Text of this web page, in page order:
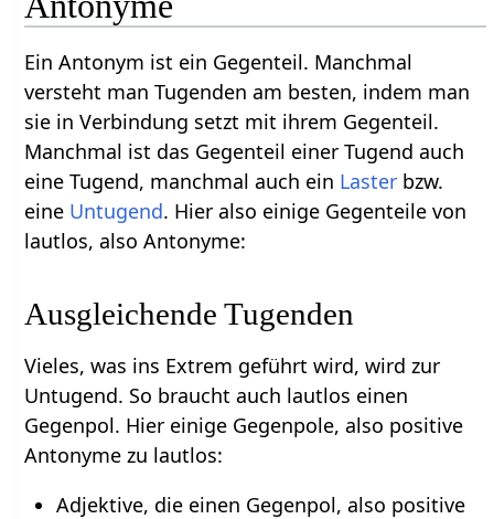
Ein Antonym ist ein Gegenteil. Manchmal
versteht man Tugenden am besten, indem man
sie in Verbindung setzt mit ihrem Gegenteil.
Manchmal ist das Gegenteil einer Tugend auch
eine Tugend, manchmal auch ein Laster bzw.
eine Untugend. Hier also einige Gegenteile von
lautlos, also Antonyme:
Ausgleichende Tugenden
Vieles, was ins Extrem geführt wird, wird zur
Untugend. So braucht auch lautlos einen
Gegenpol. Hier einige Gegenpole, also positive
Antonyme zu lautlos:
Adjektive, die einen Gegenpol, also positive